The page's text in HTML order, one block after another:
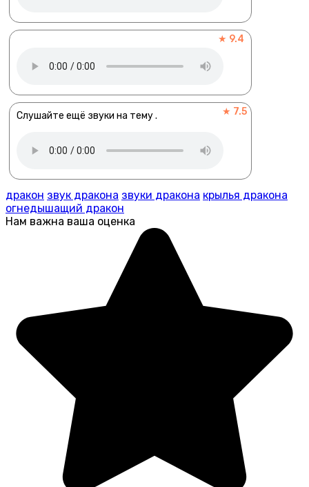
★ 9.4
Слушайте ещё звуки на тему . ★ 7.5
дракон звук дракона звуки дракона крылья дракона
огнедышащий дракон
Нам важна ваша оценка